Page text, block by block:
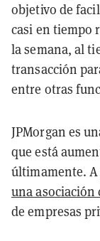
objetivo de
casi en tiempo
la semana, al
transacción
entre otras
JPMorgan es
que está
últimamente.
una asociación
de empresas